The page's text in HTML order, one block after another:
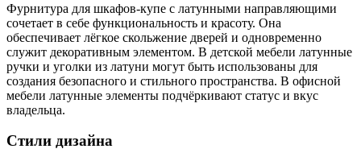
Фурнитура для шкафов-купе с латунными направляющими
сочетает в себе функциональность и красоту. Она
обеспечивает лёгкое скольжение дверей и одновременно
служит декоративным элементом. В детской мебели латунные
ручки и уголки из латуни могут быть использованы для
создания безопасного и стильного пространства. В офисной
мебели латунные элементы подчёркивают статус и вкус
владельца.
Стили дизайна